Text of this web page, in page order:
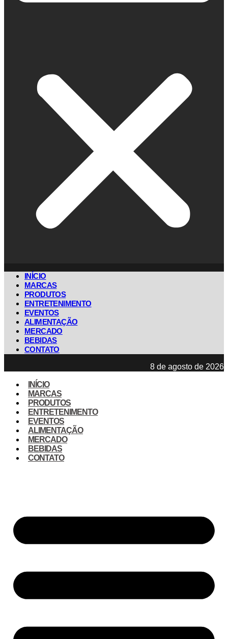
INÍCIO
MARCAS
PRODUTOS
ENTRETENIMENTO
EVENTOS
ALIMENTAÇÃO
MERCADO
BEBIDAS
CONTATO
8 de agosto de 2026
INÍCIO
MARCAS
PRODUTOS
ENTRETENIMENTO
EVENTOS
ALIMENTAÇÃO
MERCADO
BEBIDAS
CONTATO